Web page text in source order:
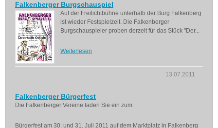
Falkenberger Burgschauspiel
Auf der Freilichtbühne unterhalb der Burg Falkenberg
ist wieder Festspielzeit. Die Falkenberger
Burgschauspieler proben derzeit für das Stück "Der...
Weiterlesen
13.07.2011
Falkenberger Bürgerfest
Die Falkenberger Vereine laden Sie ein zum
Bürgerfest am 30. und 31. Juli 2011 auf dem Marktplatz in Falkenberg